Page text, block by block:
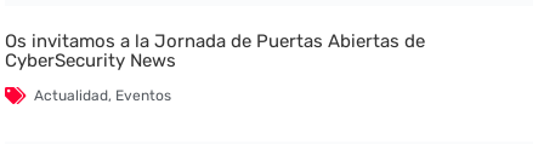
Os invitamos a la Jornada de Puertas Abiertas de
CyberSecurity News
Actualidad, Eventos